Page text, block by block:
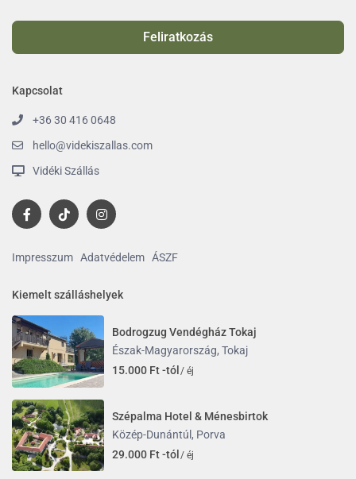
Feliratkozás
Kapcsolat
+36 30 416 0648
hello@videkiszallas.com
Vidéki Szállás
Impresszum Adatvédelem ÁSZF
Kiemelt szálláshelyek
Bodrogzug Vendégház Tokaj
Észak-Magyarország, Tokaj
15.000 Ft -tól / éj
Szépalma Hotel & Ménesbirtok
Közép-Dunántúl , Porva
29.000 Ft -tól / éj